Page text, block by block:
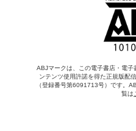
ABJマークは、この電子書店・電子
ンテンツ使用許諾を得た正規版配
（登録番号第6091713号）です。
覧は